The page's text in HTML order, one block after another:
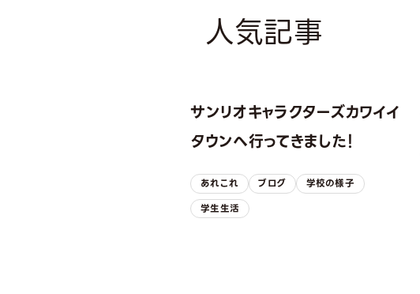
人気記事
サンリオキャラクターズカワイイ
タウンへ行ってきました！
あれこれ ブログ
学校の様子
学生生活